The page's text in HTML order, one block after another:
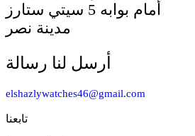
أمام بوابه 5 سيتي ستارز
مدينة نصر
أرسل لنا رسالة
elshazlywatches46@gmail.com
تابعنا